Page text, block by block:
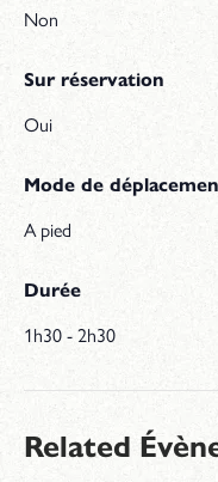
Non
Sur réservation
Oui
Mode de
A pied
Durée
1h30 - 2h30
Related